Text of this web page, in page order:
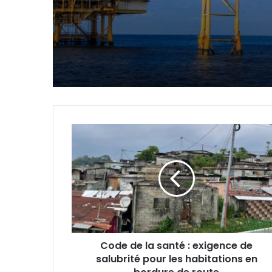
mégaprojet de Fer de
Baniaka
santé
:
exigence
de
salubrité
pour
habitations
Code de la santé : exigence de
salubrité pour les habitations en